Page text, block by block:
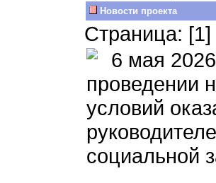
Новости проекта
Страница: [1]
6 мая
проведении
условий
социальной